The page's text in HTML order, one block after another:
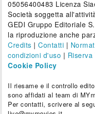
05056400483 Licenza
Società soggetta
GEDI Gruppo Editoriale
la riproduzione anche
Credits |Contatti |
condizioni d'uso | Riserva
Cookie Policy
Il riesame e il controllo
sono affidati al team di
Per contatti, scrivere al